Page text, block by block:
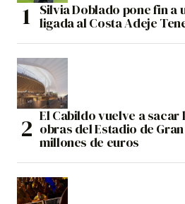
Silvia Doblado pone fin a
ligada al Costa Adeje
El Cabildo vuelve a
obras del Estadio de
millones de euros